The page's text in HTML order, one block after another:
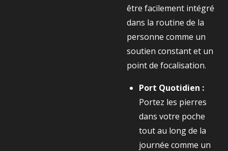
être facilement intégré
dans la routine de la
personne comme un
soutien constant et un
point de focalisation.
Port Quotidien :
Portez les pierres
dans votre poche
tout au long de la
journée comme un